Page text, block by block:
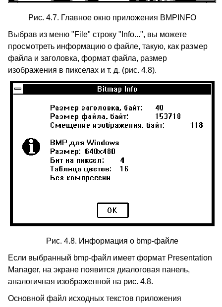
Рис. 4.7. Главное окно приложения BMPINFO
Выбрав из меню "File" строку "Info...", вы можете
просмотреть информацию о файле, такую, как размер
файла и заголовка, формат файла, размер
изображения в пикселах и т. д. (рис. 4.8).
Рис. 4.8. Информация о bmp-файле
Если выбранный bmp-файл имеет формат Presentation
Manager, на экране появится диалоговая панель,
аналогичная изображенной на рис. 4.8.
Основной файл исходных текстов приложения